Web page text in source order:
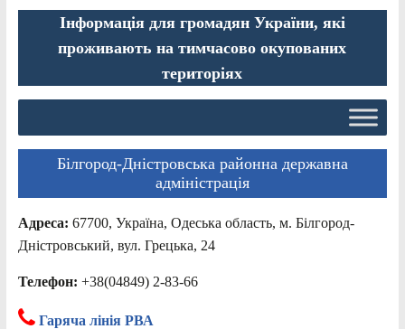
Інформація для громадян України, які
проживають на тимчасово окупованих
територіях
Білгород-Дністровська районна державна
адміністрація
Адреса: 67700, Україна, Одеська область, м. Білгород-
Дністровський, вул. Грецька, 24
Телефон: +38(04849) 2-83-66
Гаряча лінія РВА